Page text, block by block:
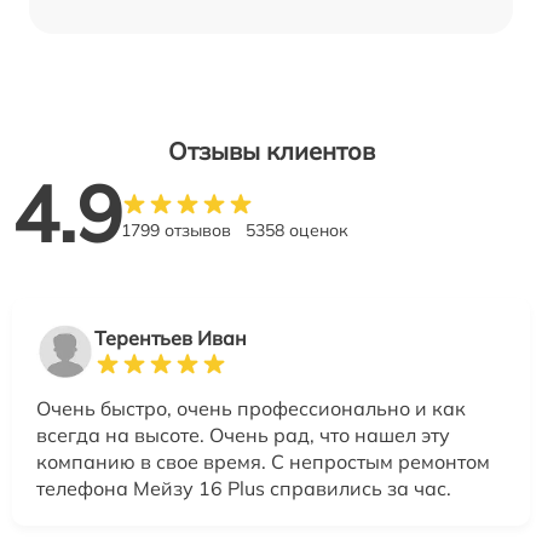
Отзывы клиентов
4.91799 отзывов 5358 оценок
Терентьев Иван
Очень быстро, очень профессионально и как
всегда на высоте. Очень рад, что нашел эту
компанию в свое время. С непростым ремонтом
телефона Мейзу 16 Plus справились за час.